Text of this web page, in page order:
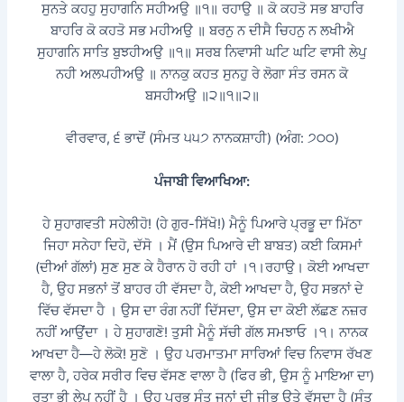
ਸੁਨਤੇ ਕਹਹੁ ਸੁਹਾਗਨਿ ਸਹੀਅਉ ॥੧॥ ਰਹਾਉ ॥ ਕੋ ਕਹਤੋ ਸਭ ਬਾਹਰਿ
ਬਾਹਰਿ ਕੋ ਕਹਤੋ ਸਭ ਮਹੀਅਉ ॥ ਬਰਨੁ ਨ ਦੀਸੈ ਚਿਹਨੁ ਨ ਲਖੀਐ
ਸੁਹਾਗਨਿ ਸਾਤਿ ਬੁਝਹੀਅਉ ॥੧॥ ਸਰਬ ਨਿਵਾਸੀ ਘਟਿ ਘਟਿ ਵਾਸੀ ਲੇਪੁ
ਨਹੀ ਅਲਪਹੀਅਉ ॥ ਨਾਨਕੁ ਕਹਤ ਸੁਨਹੁ ਰੇ ਲੋਗਾ ਸੰਤ ਰਸਨ ਕੋ
ਬਸਹੀਅਉ ॥੨॥੧॥੨॥
ਵੀਰਵਾਰ, ੬ ਭਾਦੋਂ (ਸੰਮਤ ੫੫੭ ਨਾਨਕਸ਼ਾਹੀ) (ਅੰਗ: ੭੦੦)
ਪੰਜਾਬੀ ਵਿਆਖਿਆ:
ਹੇ ਸੁਹਾਗਵਤੀ ਸਹੇਲੀਹੋ! (ਹੇ ਗੁਰ-ਸਿੱਖੋ!) ਮੈਨੂੰ ਪਿਆਰੇ ਪ੍ਰਭੂ ਦਾ ਮਿੱਠਾ
ਜਿਹਾ ਸਨੇਹਾ ਦਿਹੋ, ਦੱਸੋ । ਮੈਂ (ਉਸ ਪਿਆਰੇ ਦੀ ਬਾਬਤ) ਕਈ ਕਿਸਮਾਂ
(ਦੀਆਂ ਗੱਲਾਂ) ਸੁਣ ਸੁਣ ਕੇ ਹੈਰਾਨ ਹੋ ਰਹੀ ਹਾਂ ।੧।ਰਹਾਉ। ਕੋਈ ਆਖਦਾ
ਹੈ, ਉਹ ਸਭਨਾਂ ਤੋਂ ਬਾਹਰ ਹੀ ਵੱਸਦਾ ਹੈ, ਕੋਈ ਆਖਦਾ ਹੈ, ਉਹ ਸਭਨਾਂ ਦੇ
ਵਿੱਚ ਵੱਸਦਾ ਹੈ । ਉਸ ਦਾ ਰੰਗ ਨਹੀਂ ਦਿੱਸਦਾ, ਉਸ ਦਾ ਕੋਈ ਲੱਛਣ ਨਜ਼ਰ
ਨਹੀਂ ਆਉਂਦਾ । ਹੇ ਸੁਹਾਗਣੋ! ਤੁਸੀ ਮੈਨੂੰ ਸੱਚੀ ਗੱਲ ਸਮਝਾਓ ।੧। ਨਾਨਕ
ਆਖਦਾ ਹੈ—ਹੇ ਲੋਕੋ! ਸੁਣੋ । ਉਹ ਪਰਮਾਤਮਾ ਸਾਰਿਆਂ ਵਿਚ ਨਿਵਾਸ ਰੱਖਣ
ਵਾਲਾ ਹੈ, ਹਰੇਕ ਸਰੀਰ ਵਿਚ ਵੱਸਣ ਵਾਲਾ ਹੈ (ਫਿਰ ਭੀ, ਉਸ ਨੂੰ ਮਾਇਆ ਦਾ)
ਰਤਾ ਭੀ ਲੇਪ ਨਹੀਂ ਹੈ । ਉਹ ਪ੍ਰਭੂ ਸੰਤ ਜਨਾਂ ਦੀ ਜੀਭ ਉਤੇ ਵੱਸਦਾ ਹੈ (ਸੰਤ